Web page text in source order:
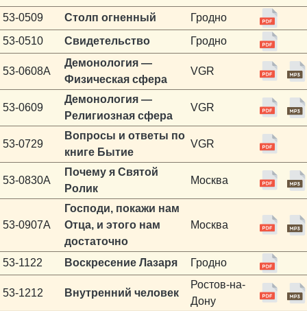
53-0509
Столп огненный
Гродно
53-0510
Свидетельство Гродно
53-0608A
Демонология —
Физическая сфера
VGR
53-0609
Демонология —
Религиозная сфера
VGR
53-0729
Вопросы и ответы по
книге Бытие
VGR
53-0830A
Почему я Святой
Ролик
Москва
53-0907A
Господи, покажи нам
Отца, и этого нам
достаточно
Москва
53-1122 Воскресение Лазаря Гродно
53-1212 Внутренний человек
Ростов-на-
Дону